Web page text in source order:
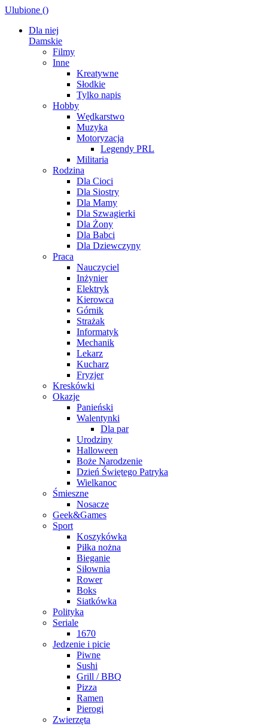
Ulubione ()
Dla niej
Damskie
Filmy
Inne
Kreatywne
Słodkie
Tylko napis
Hobby
Wędkarstwo
Muzyka
Motoryzacja
Legendy PRL
Militaria
Rodzina
Dla Cioci
Dla Siostry
Dla Mamy
Dla Szwagierki
Dla Żony
Dla Babci
Dla Dziewczyny
Praca
Nauczyciel
Inżynier
Elektryk
Kierowca
Górnik
Strażak
Informatyk
Mechanik
Lekarz
Kucharz
Fryzjer
Kreskówki
Okazje
Panieński
Walentynki
Dla par
Urodziny
Halloween
Boże Narodzenie
Dzień Świętego Patryka
Wielkanoc
Śmieszne
Nosacze
Geek&Games
Sport
Koszykówka
Piłka nożna
Bieganie
Siłownia
Rower
Boks
Siatkówka
Polityka
Seriale
1670
Jedzenie i picie
Piwne
Sushi
Grill / BBQ
Pizza
Ramen
Pierogi
Zwierzęta